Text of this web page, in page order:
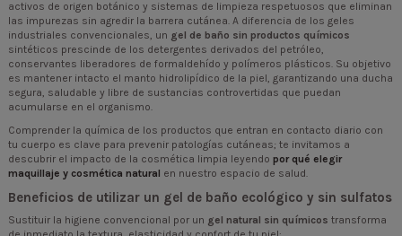
activos de origen botánico y sistemas de limpieza respetuosos que eliminan
las impurezas sin agredir la barrera cutánea. A diferencia de los geles
industriales convencionales, un gel de baño sin productos químicos
sintéticos prescinde de los detergentes derivados del petróleo,
conservantes liberadores de formaldehído y polímeros plásticos. Su objetivo
es mantener intacto el manto hidrolipídico de la piel, garantizando una ducha
segura, saludable y libre de sustancias controvertidas que puedan
acumularse en el organismo.
Comprender la química de los productos que entran en contacto diario con
tu cuerpo es clave para prevenir patologías cutáneas; te invitamos a
descubrir el impacto de la cosmética limpia leyendo por qué elegir
maquillaje y cosmética natural en nuestro espacio de salud.
Beneficios de utilizar un gel de baño ecológico y sin sulfatos
Sustituir la higiene convencional por un gel natural sin químicos transforma